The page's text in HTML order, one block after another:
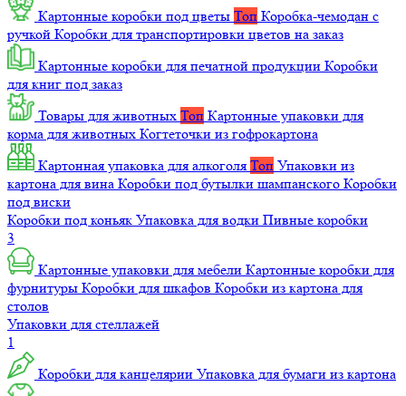
Картонные коробки под цветы Топ Коробка-чемодан с
ручкой Коробки для транспортировки цветов на заказ
Картонные коробки для печатной продукции Коробки
для книг под заказ
Товары для животных Топ Картонные упаковки для
корма для животных Когтеточки из гофрокартона
Картонная упаковка для алкоголя Топ Упаковки из
картона для вина Коробки под бутылки шампанского Коробки
под виски
Коробки под коньяк Упаковка для водки Пивные коробки
3
Картонные упаковки для мебели Картонные коробки для
фурнитуры Коробки для шкафов Коробки из картона для
столов
Упаковки для стеллажей
1
Коробки для канцелярии Упаковка для бумаги из картона